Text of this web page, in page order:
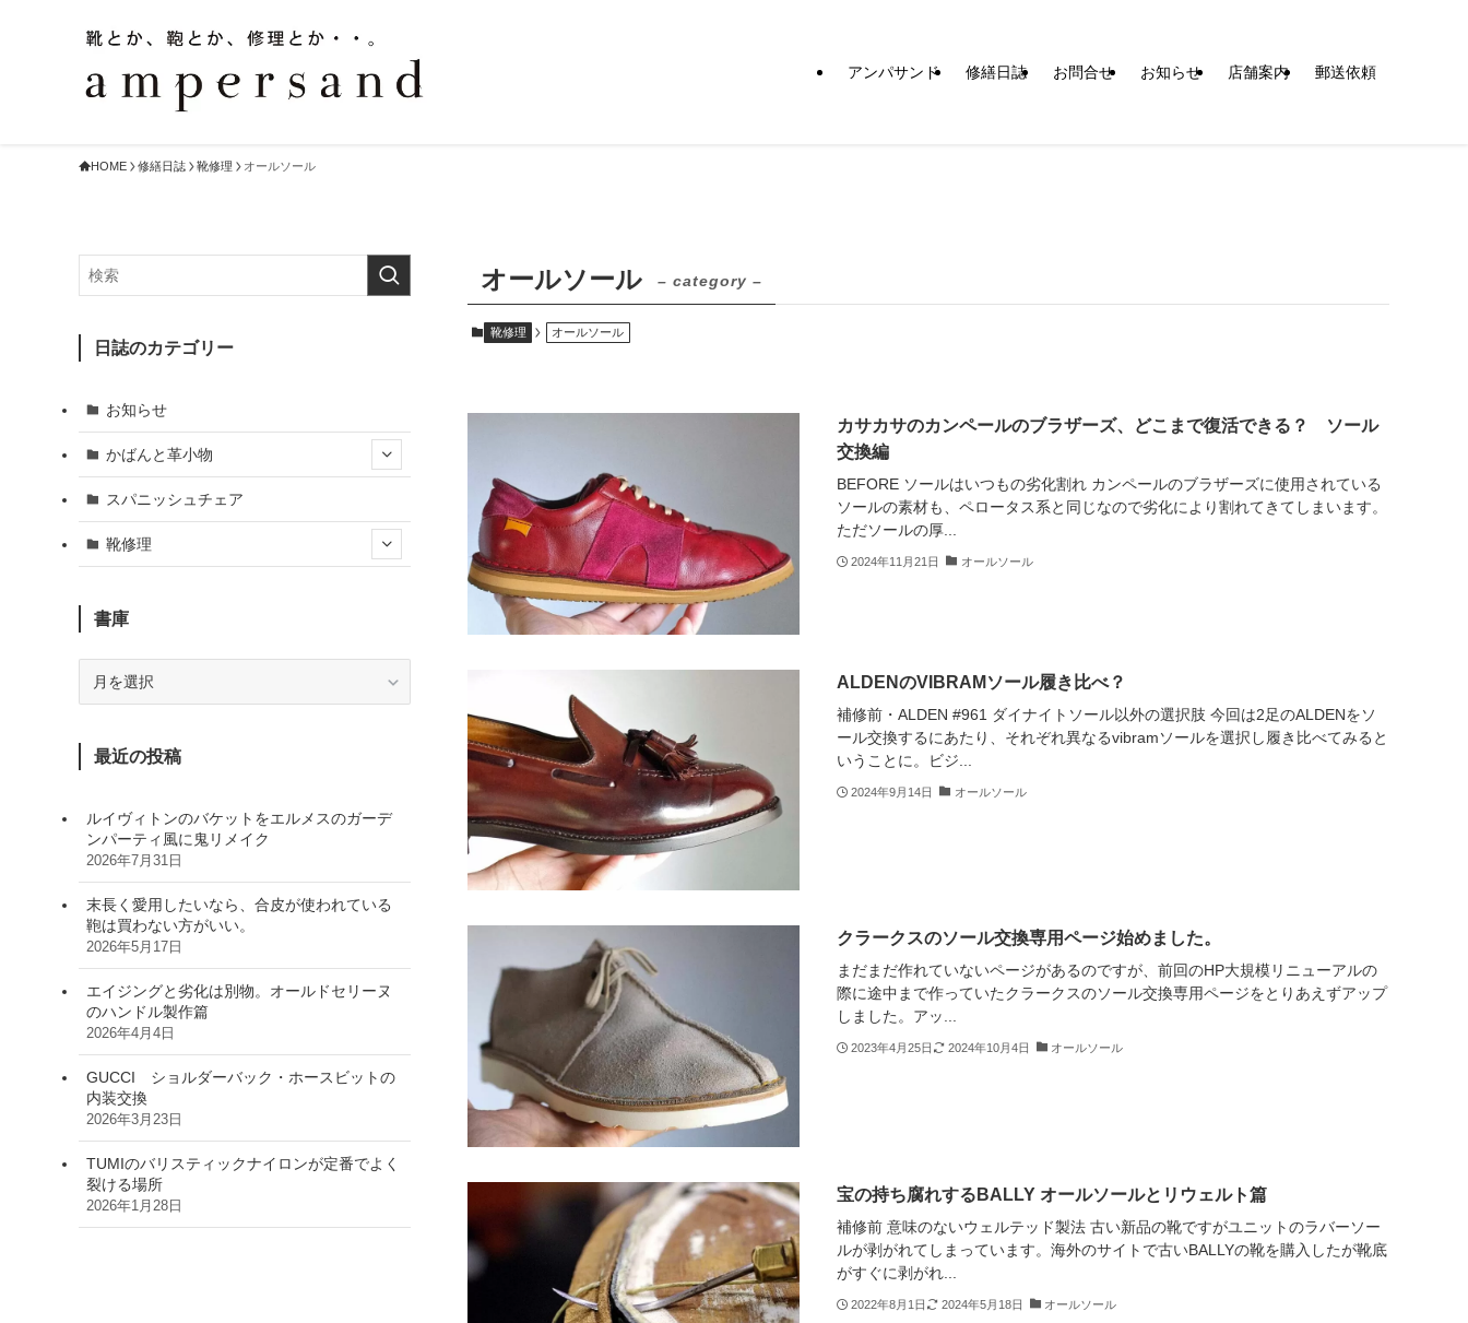
アンパサンド 修繕日誌 お問合せ お知らせ 店舗案内 郵送依頼
HOME 修繕日誌 靴修理 オールソール
オールソール – category –
靴修理 オールソール
カサカサのカンペールのブラザーズ、どこまで復活できる？ ソール
交換編
BEFORE ソールはいつもの劣化割れ カンペールのブラザーズに使用されている
ソールの素材も、ペロータス系と同じなので劣化により割れてきてしまいます。
ただソールの厚...
2024年11月21日 オールソール
ALDENのVIBRAMソール履き比べ？
補修前・ALDEN #961 ダイナイトソール以外の選択肢 今回は2足のALDENをソ
ール交換するにあたり、それぞれ異なるvibramソールを選択し履き比べてみると
いうことに。ビジ...
2024年9月14日 オールソール
クラークスのソール交換専用ページ始めました。
まだまだ作れていないページがあるのですが、前回のHP大規模リニューアルの
際に途中まで作っていたクラークスのソール交換専用ページをとりあえずアップ
しました。アッ...
2023年4月25日 2024年10月4日 オールソール
宝の持ち腐れするBALLY オールソールとリウェルト篇
補修前 意味のないウェルテッド製法 古い新品の靴ですがユニットのラバーソー
ルが剥がれてしまっています。海外のサイトで古いBALLYの靴を購入したが靴底
がすぐに剥がれ...
2022年8月1日 2024年5月18日 オールソール
日誌のカテゴリー
お知らせ
かばんと革小物
スパニッシュチェア
靴修理
書庫
最近の投稿
ルイヴィトンのバケットをエルメスのガーデ
ンパーティ風に鬼リメイク
2026年7月31日
末長く愛用したいなら、合皮が使われている
鞄は買わない方がいい。
2026年5月17日
エイジングと劣化は別物。オールドセリーヌ
のハンドル製作篇
2026年4月4日
GUCCI ショルダーバック・ホースビットの
内装交換
2026年3月23日
TUMIのバリスティックナイロンが定番でよく
裂ける場所
2026年1月28日